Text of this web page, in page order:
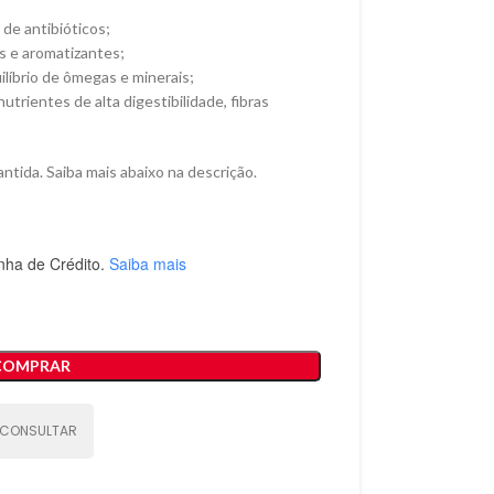
de antibióticos;
e aromatizantes;
de ômegas e minerais;
de alta digestibilidade, fibras
Saiba mais abaixo na descrição.
de Crédito. Saiba mais
CONSULTAR